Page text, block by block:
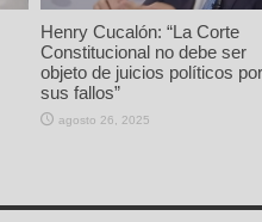
Henry Cucalón: “La Corte
Constitucional no debe ser
objeto de juicios políticos por
sus fallos”
agosto 26, 2025